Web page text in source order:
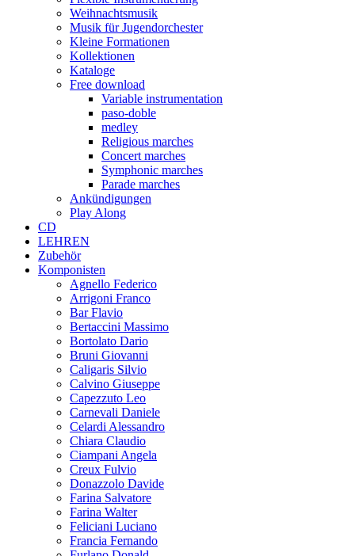
Weihnachtsmusik
Musik für Jugendorchester
Kleine Formationen
Kollektionen
Kataloge
Free download
Variable instrumentation
paso-doble
medley
Religious marches
Concert marches
Symphonic marches
Parade marches
Ankündigungen
Play Along
CD
LEHREN
Zubehör
Komponisten
Agnello Federico
Arrigoni Franco
Bar Flavio
Bertaccini Massimo
Bortolato Dario
Bruni Giovanni
Caligaris Silvio
Calvino Giuseppe
Capezzuto Leo
Carnevali Daniele
Celardi Alessandro
Chiara Claudio
Ciampani Angela
Creux Fulvio
Donazzolo Davide
Farina Salvatore
Farina Walter
Feliciani Luciano
Francia Fernando